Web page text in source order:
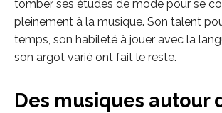
tomber ses études de mode pour se
pleinement à la musique. Son talent
temps, son habileté à jouer avec la
son argot varié ont fait le reste.
Des musiques autour